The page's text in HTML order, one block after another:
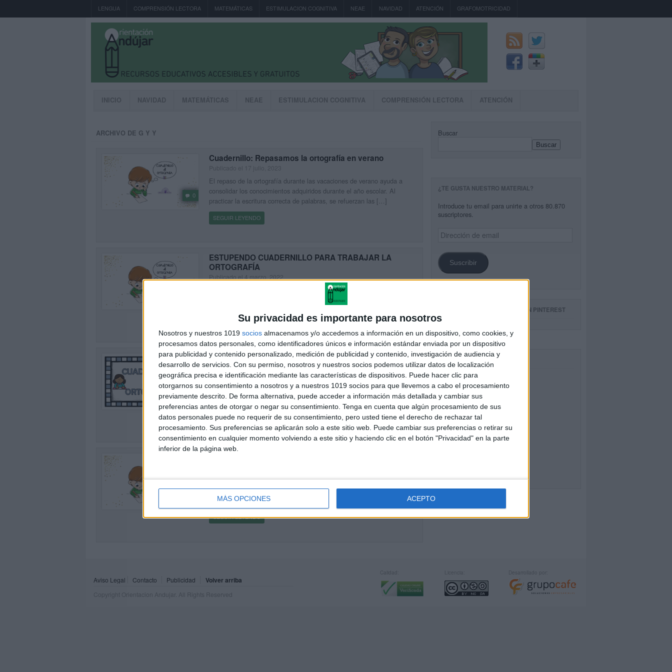
Su privacidad es importante para nosotros
Nosotros y nuestros 1019 socios almacenamos y/o accedemos a información en un dispositivo, como cookies, y
procesamos datos personales, como identificadores únicos e información estándar enviada por un dispositivo
para publicidad y contenido personalizado, medición de publicidad y contenido, investigación de audiencia y
desarrollo de servicios. Con su permiso, nosotros y nuestros socios podemos utilizar datos de localización
geográfica precisa e identificación mediante las características de dispositivos. Puede hacer clic para
otorgarnos su consentimiento a nosotros y a nuestros 1019 socios para que llevemos a cabo el procesamiento
previamente descrito. De forma alternativa, puede acceder a información más detallada y cambiar sus
preferencias antes de otorgar o negar su consentimiento. Tenga en cuenta que algún procesamiento de sus
datos personales puede no requerir de su consentimiento, pero usted tiene el derecho de rechazar tal
procesamiento. Sus preferencias se aplicarán solo a este sitio web. Puede cambiar sus preferencias o retirar su
consentimiento en cualquier momento volviendo a este sitio y haciendo clic en el botón "Privacidad" en la parte
inferior de la página web.
MÁS OPCIONES ACEPTO
LENGUA COMPRENSIÓN LECTORA MATEMÁTICAS ESTIMULACION COGNITIVA NEAE NAVIDAD ATENCIÓN GRAFOMOTRICIDAD
INICIO NAVIDAD MATEMÁTICAS NEAE ESTIMULACION COGNITIVA COMPRENSIÓN LECTORA ATENCIÓN
ARCHIVO DE G Y Y
0
Cuadernillo: Repasamos la ortografía en verano
El repaso de la ortografía durante las vacaciones de verano ayuda a
consolidar los conocimientos adquiridos durante el año escolar. Al
practicar la escritura correcta de palabras, se refuerzan las […]
SEGUIR LEYENDO
ESTUPENDO CUADERNILLO PARA TRABAJAR LA
ORTOGRAFÍA
Publicado el 4 marzo, 2022
Holaaaaa!! Hoy os traemos un cuadernillo súper completo para trabajar
SEGUIR LEYENDO
0
Repasamos la ortografía este verano con este súper
cuaderno
Publicado el 24 junio, 2021
Holaaaaa!! Hoy os traemos un cuadernillo súper completo para trabajar
la ortografía.
SEGUIR LEYENDO
Holaaaaa!! Hoy os traemos un cuadernillo súper completo para trabajar
la ortografía.
SEGUIR LEYENDO
Buscar
Buscar
¿TE GUSTA NUESTRO MATERIAL?
Introduce tu email para unirte a otros 80.870
suscriptores.
Dirección
de
Suscribir
SIGUE NUESTROS TABLEROS EN PINTEREST
Aviso Legal Contacto Publicidad Volver arriba
Copyright Orientacion Andujar. All Rights Reserved